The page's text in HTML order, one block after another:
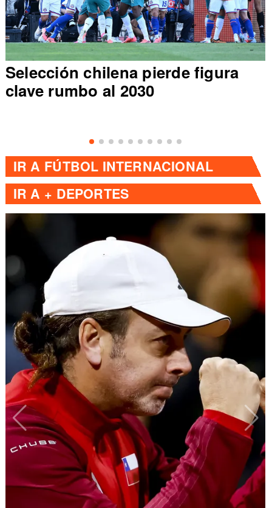
Selección chilena pierde figura
clave rumbo al 2030
IR A FÚTBOL INTERNACIONAL
IR A + DEPORTES